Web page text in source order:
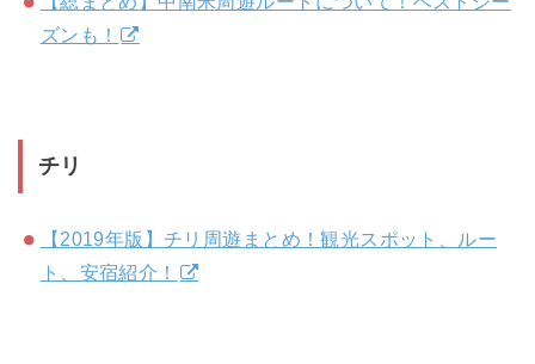
ズンも！
チリ
【2019年版】チリ周遊まとめ！観光スポット、ルー
ト、安宿紹介！